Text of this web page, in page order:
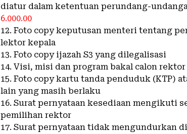
diatur dalam ketentuan perundang-
6.000.00
12. Foto copy keputusan menteri tentang
lektor kepala
13. Foto copy ijazah S3 yang dilegalisasi
14. Visi, misi dan program bakal calon rektor
15. Foto copy kartu tanda penduduk (KTP)
lain yang masih berlaku
16. Surat pernyataan kesediaan mengikuti
pemilihan rektor
17. Surat pernyataan tidak mengundurkan